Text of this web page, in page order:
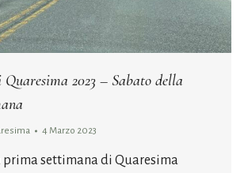
2023 – Sabato della
4 Marzo 2023
prima settimana di Quaresima